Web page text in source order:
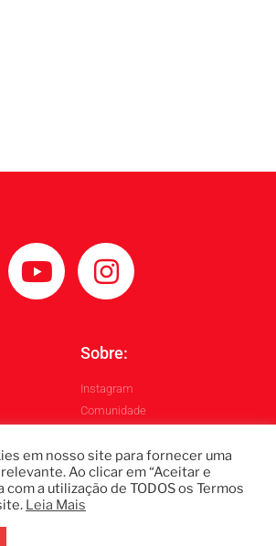
Sobre:
Instagram
Comunidade
os Direitos Reservados ©
Blintech - Lukas Blindado
em nosso site para fornecer uma
Ao clicar em “Aceitar e
com a utilização de TODOS os Termos
Leia Mais